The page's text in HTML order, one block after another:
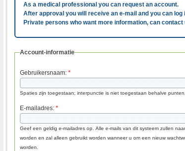
As a medical professional you can request an account.
After approval you will receive an e-mail and you can log
Private persons who want more information, can
Account-informatie
Gebruikersnaam: *
Spaties zijn toegestaan; interpunctie is niet toegestaan behalve
E-mailadres: *
Geef een geldig e-mailadres op. Alle e-mails van dit systeem zullen
worden en zal alleen gebruikt worden wanneer u om een nieuw
worden.